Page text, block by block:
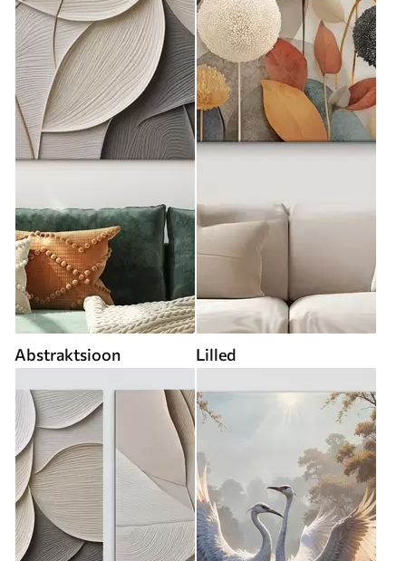
Abstraktsioon Lilled